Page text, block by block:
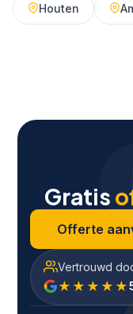
Houten
Gratis
Offerte
Vertrouwd
★★★★★